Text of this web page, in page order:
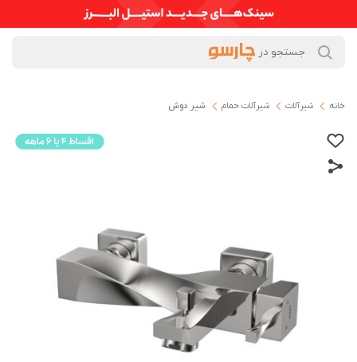
خانه شیرآلات شیرآلات حمام شیر دوش